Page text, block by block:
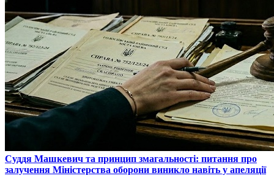
​Суддя Машкевич та принцип змагальності: питання про
залучення Міністерства оборони виникло навіть у апеляції